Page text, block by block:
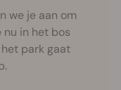
we je aan om
nu in het bos
park gaat